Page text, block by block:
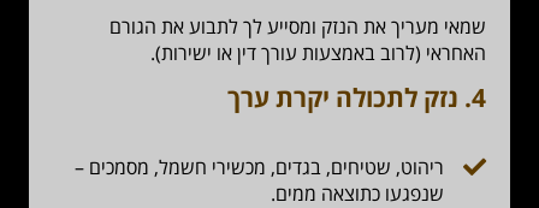
שמאי מעריך את הנזק ומסייע לך לתבוע את הגורם
האחראי (לרוב באמצעות עורך דין או ישירות).
4. נזק לתכולה יקרת ערך
ריהוט, שטיחים, בגדים, מכשירי חשמל, מסמכים –
שנפגעו כתוצאה ממים.